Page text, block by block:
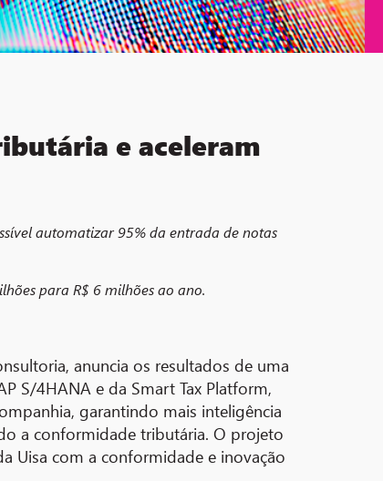
e aceleram
automatizar 95% da entrada de notas
para R$ 6 milhões ao ano.
anuncia os resultados de uma
S/4HANA e da Smart Tax Platform,
garantindo mais inteligência
a conformidade tributária. O projeto
Uisa com a conformidade e inovação